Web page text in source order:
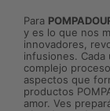
Para
y es lo que nos
innovadores,
infusiones.
complejo
aspectos que
productos
amor. Ves